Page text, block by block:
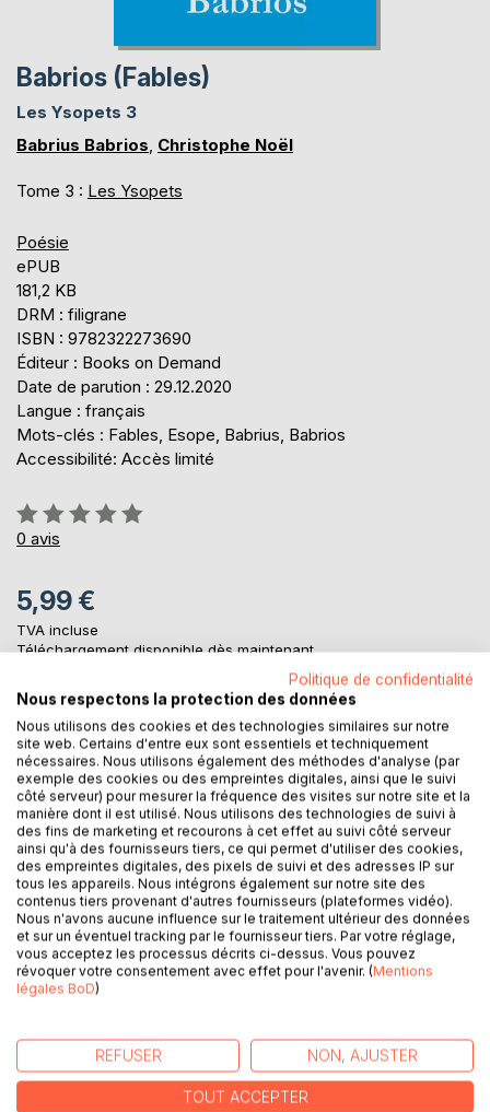
Babrios (Fables)
Les Ysopets 3
Babrius Babrios, Christophe Noël
Tome 3 : Les Ysopets
Poésie
ePUB
181,2 KB
DRM : filigrane
ISBN : 9782322273690
Éditeur : Books on Demand
Date de parution : 29.12.2020
Langue : français
Mots-clés : Fables, Esope, Babrius, Babrios
Accessibilité: Accès limité
Évaluation:
0%
0 avis
5,99 €
TVA incluse
Téléchargement disponible dès maintenant
AJOUTER AU PANIER
Ajouter à ma liste d'envies
Laisser un avis
DESCRIPTION
Fables ésopiques. 143 fables recensées officiellement,
plus 76 non officielles , qui lui sont attribuées, peut-être à
tort pour certaines.
Politique de confidentialité
Nous respectons la protection des données
Nous utilisons des cookies et des technologies similaires sur notre
site web. Certains d'entre eux sont essentiels et techniquement
nécessaires. Nous utilisons également des méthodes d'analyse (par
exemple des cookies ou des empreintes digitales, ainsi que le suivi
côté serveur) pour mesurer la fréquence des visites sur notre site et la
manière dont il est utilisé. Nous utilisons des technologies de suivi à
des fins de marketing et recourons à cet effet au suivi côté serveur
ainsi qu'à des fournisseurs tiers, ce qui permet d'utiliser des cookies,
des empreintes digitales, des pixels de suivi et des adresses IP sur
tous les appareils. Nous intégrons également sur notre site des
contenus tiers provenant d'autres fournisseurs (plateformes vidéo).
Nous n'avons aucune influence sur le traitement ultérieur des données
et sur un éventuel tracking par le fournisseur tiers. Par votre réglage,
vous acceptez les processus décrits ci-dessus. Vous pouvez
révoquer votre consentement avec effet pour l'avenir. (Mentions
légales BoD)
REFUSER NON, AJUSTER
TOUT ACCEPTER